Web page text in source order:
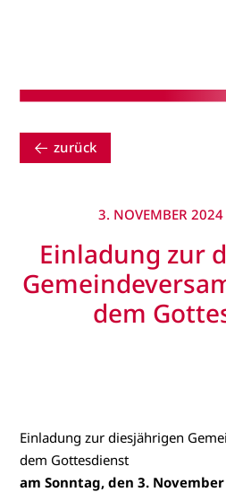
zurück
3. NOVEMBER
Einladung zur
dem
Einladung zur diesjährigen
dem Gottesdienst
am Sonntag, den 3.